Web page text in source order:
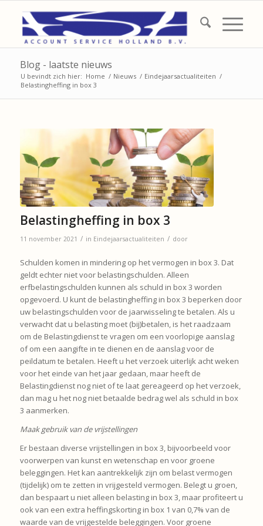
Blog - laatste nieuws
U bevindt zich hier: Home / Nieuws / Eindejaarsactualiteiten /
Belastingheffing in box 3
Belastingheffing in box 3
11 november 2021 / in Eindejaarsactualiteiten / door
Schulden komen in mindering op het vermogen in box 3. Dat
geldt echter niet voor belastingschulden. Alleen
erfbelastingschulden kunnen als schuld in box 3 worden
opgevoerd. U kunt de belastingheffing in box 3 beperken door
uw belastingschulden voor de jaarwisseling te betalen. Als u
verwacht dat u belasting moet (bij)betalen, is het raadzaam
om de Belastingdienst te vragen om een voorlopige aanslag
of om een aangifte in te dienen en de aanslag voor de
peildatum te betalen. Heeft u het verzoek uiterlijk acht weken
voor het einde van het jaar gedaan, maar heeft de
Belastingdienst nog niet of te laat gereageerd op het verzoek,
dan mag u het nog niet betaalde bedrag wel als schuld in box
3 aanmerken.
Maak gebruik van de vrijstellingen
Er bestaan diverse vrijstellingen in box 3, bijvoorbeeld voor
voorwerpen van kunst en wetenschap en voor groene
beleggingen. Het kan aantrekkelijk zijn om belast vermogen
(tijdelijk) om te zetten in vrijgesteld vermogen. Belegt u groen,
dan bespaart u niet alleen belasting in box 3, maar profiteert u
ook van een extra heffingskorting in box 1 van 0,7% van de
waarde van de vrijgestelde beleggingen. Voor groene